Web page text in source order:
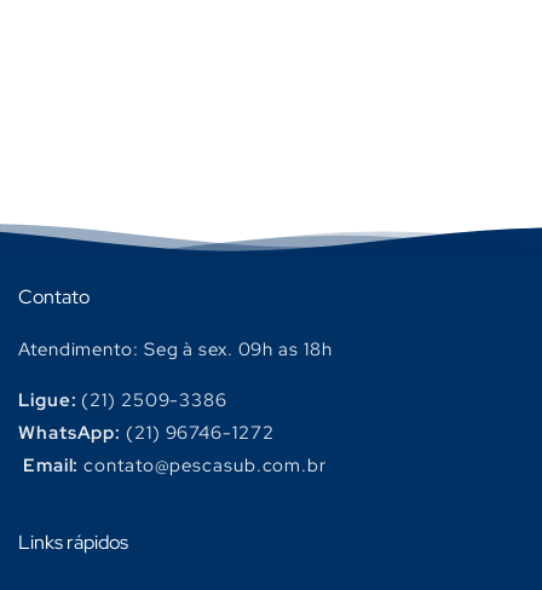
Contato
Atendimento: Seg à sex. 09h as 18h
Ligue: (21) 2509-3386
WhatsApp: (21) 96746-1272
Email: contato@pescasub.com.br
Links rápidos